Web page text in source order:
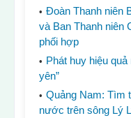
Đoàn Thanh niên
và Ban Thanh niên
phối hợp
Phát huy hiệu
yên”
Quảng Nam: Tìm
nước trên sông Lý